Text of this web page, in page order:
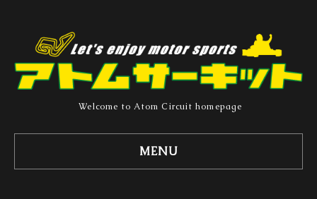
Welcome to Atom Circuit homepage
MENU